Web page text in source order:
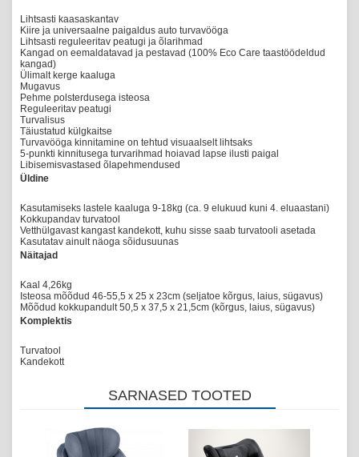
Lihtsasti kaasaskantav
Kiire ja universaalne paigaldus auto turvavööga
Lihtsasti reguleeritav peatugi ja õlarihmad
Kangad on eemaldatavad ja pestavad (100% Eco Care taastöödeldud
kangad)
Ülimalt kerge kaaluga
Mugavus
Pehme polsterdusega isteosa
Reguleeritav peatugi
Turvalisus
Täiustatud külgkaitse
Turvavööga kinnitamine on tehtud visuaalselt lihtsaks
5-punkti kinnitusega turvarihmad hoiavad lapse ilusti paigal
Libisemisvastased õlapehmendused
Üldine
Kasutamiseks lastele kaaluga 9-18kg (ca. 9 elukuud kuni 4. eluaastani)
Kokkupandav turvatool
Vetthülgavast kangast kandekott, kuhu sisse saab turvatooli asetada
Kasutatav ainult näoga sõidusuunas
Näitajad
Kaal 4,26kg
Isteosa mõõdud 46-55,5 x 25 x 23cm (seljatoe kõrgus, laius, sügavus)
Mõõdud kokkupandult 50,5 x 37,5 x 21,5cm (kõrgus, laius, sügavus)
Komplektis
Turvatool
Kandekott
SARNASED TOOTED